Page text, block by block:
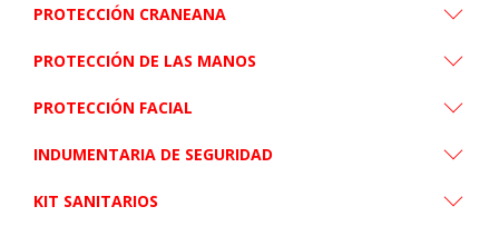
PROTECCIÓN CRANEANA
PROTECCIÓN DE LAS MANOS
PROTECCIÓN FACIAL
INDUMENTARIA DE SEGURIDAD
KIT SANITARIOS